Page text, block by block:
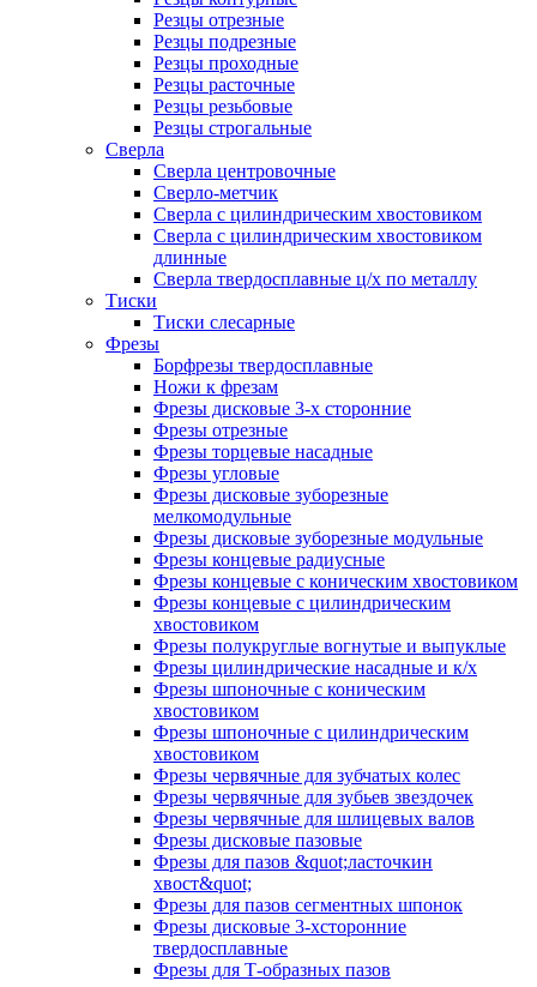
Резцы отрезные
Резцы подрезные
Резцы проходные
Резцы расточные
Резцы резьбовые
Резцы строгальные
Сверла
Сверла центровочные
Сверло-метчик
Сверла с цилиндрическим хвостовиком
Сверла с цилиндрическим хвостовиком
длинные
Сверла твердосплавные ц/х по металлу
Тиски
Тиски слесарные
Фрезы
Борфрезы твердосплавные
Ножи к фрезам
Фрезы дисковые 3-х сторонние
Фрезы отрезные
Фрезы торцевые насадные
Фрезы угловые
Фрезы дисковые зуборезные
мелкомодульные
Фрезы дисковые зуборезные модульные
Фрезы концевые радиусные
Фрезы концевые с коническим хвостовиком
Фрезы концевые с цилиндрическим
хвостовиком
Фрезы полукруглые вогнутые и выпуклые
Фрезы цилиндрические насадные и к/х
Фрезы шпоночные с коническим
хвостовиком
Фрезы шпоночные с цилиндрическим
хвостовиком
Фрезы червячные для зубчатых колес
Фрезы червячные для зубьев звездочек
Фрезы червячные для шлицевых валов
Фрезы дисковые пазовые
Фрезы для пазов &quot;ласточкин
хвост&quot;
Фрезы для пазов сегментных шпонок
Фрезы дисковые 3-хсторонние
твердосплавные
Фрезы для Т-образных пазов